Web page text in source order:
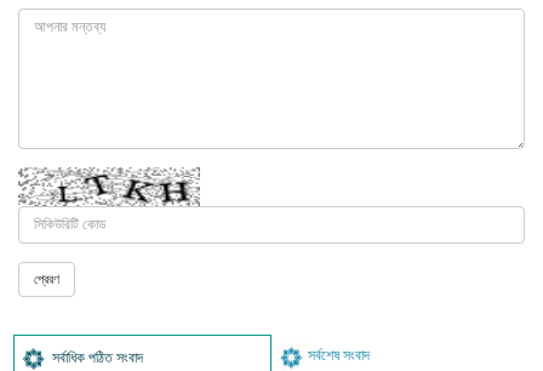
সর্বাধিক পঠিত সংবাদ সর্বশেষ সংবাদ